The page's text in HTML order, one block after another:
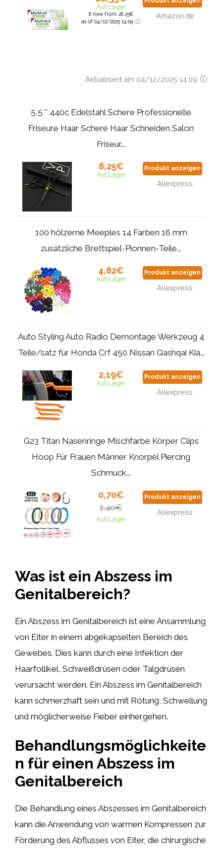
Auf Lager
6 new from 26,15€
as of 04/12/2025 14:09
Amazon.de
Aktualisiert am 04/12/2025 14:09
5,5 '' 440c Edelstahl Schere Professionelle
Friseure Haar Schere Haar Schneiden Salon
Friseur...
8,25€
Auf Lager
Produkt anzeigen
Aliexpress
100 hölzerne Meeples 14 Farben 16 mm
zusätzliche Brettspiel-Pionnen-Teile...
4,82€
Auf Lager
Produkt anzeigen
Aliexpress
Auto Styling Auto Radio Demontage Werkzeug 4
Teile/satz für Honda Crf 450 Nissan Qashqai Kia...
2,19€
Auf Lager
Produkt anzeigen
Aliexpress
G23 Titan Nasenringe Mischfarbe Körper Clips
Hoop Für Frauen Männer Knorpel Piercing
Schmuck...
0,70€
1,40€
Auf Lager
Produkt anzeigen
Aliexpress
Was ist ein Abszess im
Genitalbereich?
Ein Abszess im Genitalbereich ist eine Ansammlung
von Eiter in einem abgekapselten Bereich des
Gewebes. Dies kann durch eine Infektion der
Haarfollikel, Schweißdrüsen oder Talgdrüsen
verursacht werden. Ein Abszess im Genitalbereich
kann schmerzhaft sein und mit Rötung, Schwellung
und möglicherweise Fieber einhergehen.
Behandlungsmöglichkeite
n für einen Abszess im
Genitalbereich
Die Behandlung eines Abszesses im Genitalbereich
kann die Anwendung von warmen Kompressen zur
Förderung des Abflusses von Eiter, die chirurgische